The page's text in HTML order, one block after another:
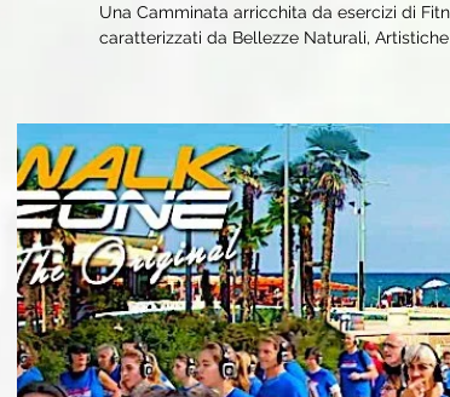
Una Camminata arricchita da esercizi di
caratterizzati da Bellezze Naturali,